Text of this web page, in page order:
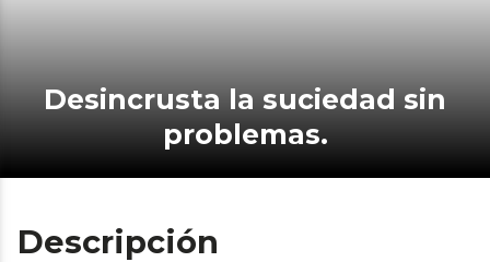
Desincrusta la suciedad sin
problemas.
Descripción